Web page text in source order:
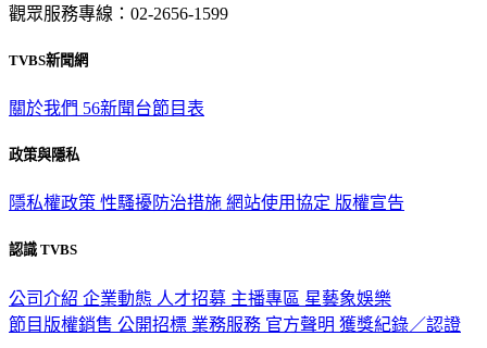
觀眾服務專線：02-2656-1599
TVBS新聞網
關於我們 56新聞台節目表
政策與隱私
隱私權政策 性騷擾防治措施 網站使用協定 版權宣告
認識 TVBS
公司介紹 企業動態 人才招募 主播專區 星藝象娛樂
節目版權銷售 公開招標 業務服務 官方聲明 獲獎紀錄／認證